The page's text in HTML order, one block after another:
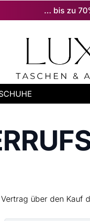
... bis zu
über den Kauf